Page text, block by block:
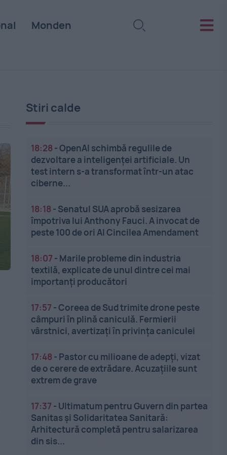
Monden
Stiri calde
18:28 -OpenAI schimbă regulile de
dezvoltare a inteligenței artificiale. Un
test intern s-a transformat într-un atac
ciberne...
18:18 - Senatul SUA aprobă sesizarea
împotriva lui Anthony Fauci. A invocat de
peste 100 de ori Al Cincilea Amendament
18:07 - Marile probleme din industria
textilă, explicate de unul dintre cei mai
importanți producători
17:57 -Coreea de Sud trimite drone peste
câmpuri în plină caniculă. Fermierii
vârstnici, avertizați în privința caniculei
17:48 - Pastor cu milioane de adepți, vizat
de o cerere de extrădare. Acuzațiile sunt
extrem de grave
17:37 - Ultimatum pentru Guvern din partea
Sanitas și Solidaritatea Sanitară:
Arhitectură completă pentru salarizarea
din sis...